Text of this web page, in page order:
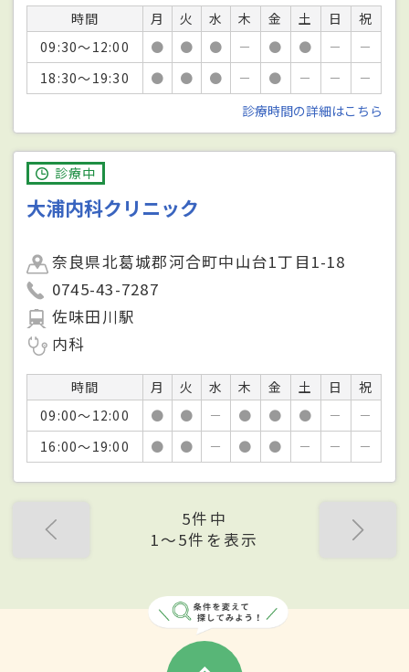
時間 月 火 水 木 金 土 日
祝
09:30～12:00
● ● ● － ● ● －
－
18:30～19:30
● ● ● － ● － －
－
診療時間の詳細はこちら
診療中
大浦内科クリニック
奈良県北葛城郡河合町中山台1丁目1-18
0745-43-7287
佐味田川駅
内科
時間 月 火 水 木 金 土 日
祝
09:00～12:00
● ● － ● ● ● －
－
16:00～19:00
● ● － ● ● － － －
5件中
1〜5件を表示